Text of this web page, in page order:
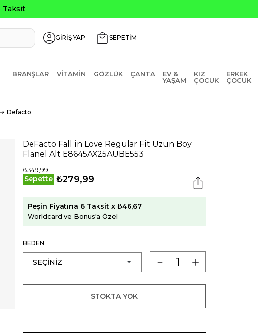
GİRİŞ YAP SEPETİM
BRANŞLAR VITAMIN GÖZLÜK ÇANTA
EV &
YAŞAM
KIZ
ÇOCUK
ERKEK
ÇOCUK
Defacto
DeFacto Fall in Love Regular Fit Uzun Boy
Flanel Alt E8645AX25AUBE553
₺349,99
Sepette ₺279,99
Peşin Fiyatına 6 Taksit x ₺46,67
Worldcard ve Bonus'a Özel
BEDEN
STOKTA YOK